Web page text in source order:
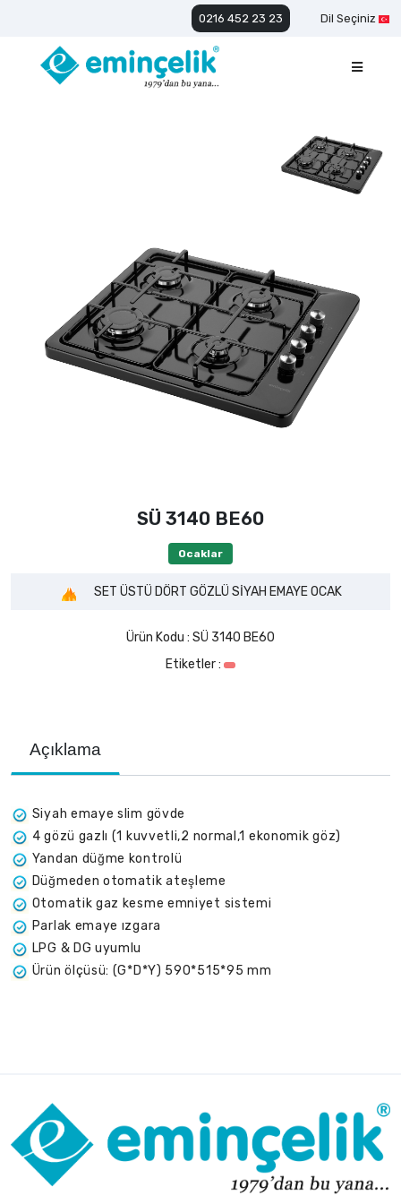
0216 452 23 23 Dil Seçiniz
SÜ 3140 BE60
Ocaklar
SET ÜSTÜ DÖRT GÖZLÜ SİYAH EMAYE OCAK
Ürün Kodu : SÜ 3140 BE60
Etiketler :
Açıklama
Siyah emaye slim gövde
4 gözü gazlı (1 kuvvetli,2 normal,1 ekonomik göz)
Yandan düğme kontrolü
Düğmeden otomatik ateşleme
Otomatik gaz kesme emniyet sistemi
Parlak emaye ızgara
LPG & DG uyumlu
Ürün ölçüsü: (G*D*Y) 590*515*95 mm